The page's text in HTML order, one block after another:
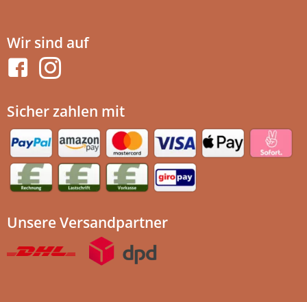
Wir sind auf
Sicher zahlen mit
Unsere Versandpartner